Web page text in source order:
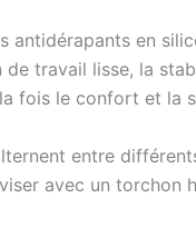
antidérapants en
de travail lisse, la
fois le confort et la
entre
avec un torchon